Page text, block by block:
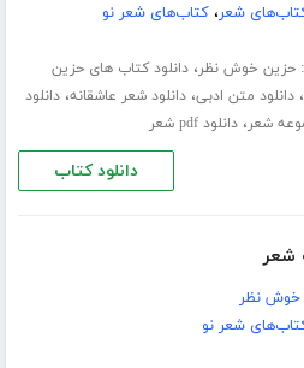
شعر،کتاب‌های شعر نو
حزین خوش نظر،دانلود کتاب های حزین
،دانلود متن ادبی،دانلود شعر عاشقانه،دانلود
شعر،دانلود pdf شعر
دانلود کتاب
شعر
نظر
شعر نو